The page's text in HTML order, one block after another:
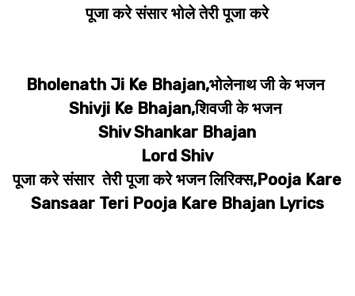
पूजा करे संसार भोले तेरी पूजा करे
Bholenath Ji Ke Bhajan,भोलेनाथ जी के भजन
Shivji Ke Bhajan,शिवजी के भजन
Shiv Shankar Bhajan
Lord Shiv
पूजा करे संसार तेरी पूजा करे भजन लिरिक्स,Pooja Kare
Sansaar Teri Pooja Kare Bhajan Lyrics